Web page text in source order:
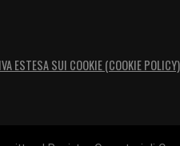
ESTESA SUI COOKIE (COOKIE POLICY)